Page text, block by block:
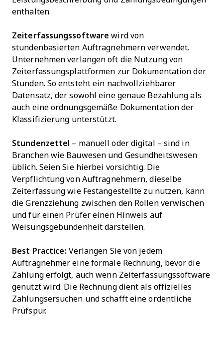
enthalten.
Zeiterfassungssoftware wird von
stundenbasierten Auftragnehmern verwendet.
Unternehmen verlangen oft die Nutzung von
Zeiterfassungsplattformen zur Dokumentation der
Stunden. So entsteht ein nachvollziehbarer
Datensatz, der sowohl eine genaue Bezahlung als
auch eine ordnungsgemäße Dokumentation der
Klassifizierung unterstützt.
Stundenzettel – manuell oder digital – sind in
Branchen wie Bauwesen und Gesundheitswesen
üblich. Seien Sie hierbei vorsichtig. Die
Verpflichtung von Auftragnehmern, dieselbe
Zeiterfassung wie Festangestellte zu nutzen, kann
die Grenzziehung zwischen den Rollen verwischen
und für einen Prüfer einen Hinweis auf
Weisungsgebundenheit darstellen.
Best Practice: Verlangen Sie von jedem
Auftragnehmer eine formale Rechnung, bevor die
Zahlung erfolgt, auch wenn Zeiterfassungssoftware
genutzt wird. Die Rechnung dient als offizielles
Zahlungsersuchen und schafft eine ordentliche
Prüfspur.